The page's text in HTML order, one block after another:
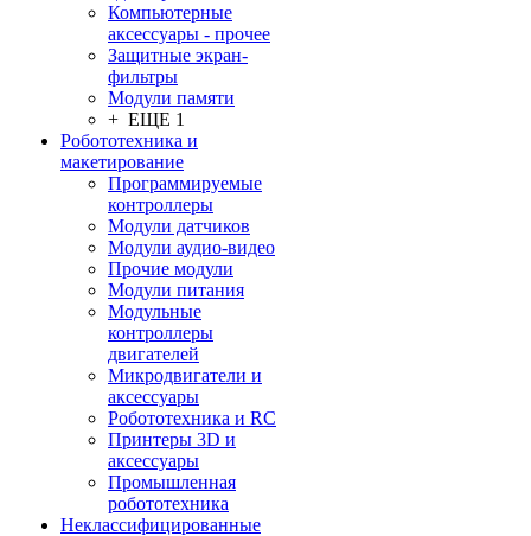
Компьютерные
аксессуары - прочее
Защитные экран-
фильтры
Модули памяти
+ ЕЩЕ 1
Робототехника и
макетирование
Программируемые
контроллеры
Модули датчиков
Модули аудио-видео
Прочие модули
Модули питания
Модульные
контроллеры
двигателей
Микродвигатели и
аксессуары
Робототехника и RC
Принтеры 3D и
аксессуары
Промышленная
робототехника
Неклассифицированные